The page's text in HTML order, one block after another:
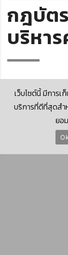
กฎบัต
บริหา
© 2026
เว็บไซต์นี้ มีการเ
บริการที่ดีที่สุดสำ
ยอ
Ok